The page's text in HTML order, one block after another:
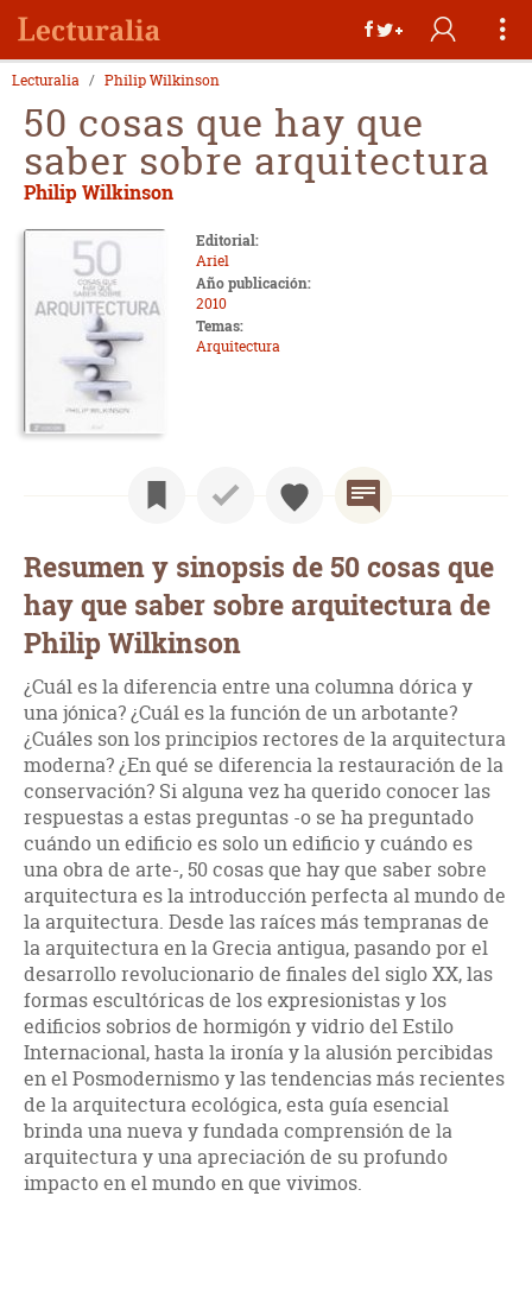
Lecturalia Philip Wilkinson
50 cosas que hay que
saber sobre arquitectura
Philip Wilkinson
Editorial:
Ariel
Año publicación:
2010
Temas:
Arquitectura
Resumen y sinopsis de 50 cosas que
hay que saber sobre arquitectura de
Philip Wilkinson
¿Cuál es la diferencia entre una columna dórica y
una jónica? ¿Cuál es la función de un arbotante?
¿Cuáles son los principios rectores de la arquitectura
moderna? ¿En qué se diferencia la restauración de la
conservación? Si alguna vez ha querido conocer las
respuestas a estas preguntas -o se ha preguntado
cuándo un edificio es solo un edificio y cuándo es
una obra de arte-, 50 cosas que hay que saber sobre
arquitectura es la introducción perfecta al mundo de
la arquitectura. Desde las raíces más tempranas de
la arquitectura en la Grecia antigua, pasando por el
desarrollo revolucionario de finales del siglo XX, las
formas escultóricas de los expresionistas y los
edificios sobrios de hormigón y vidrio del Estilo
Internacional, hasta la ironía y la alusión percibidas
en el Posmodernismo y las tendencias más recientes
de la arquitectura ecológica, esta guía esencial
brinda una nueva y fundada comprensión de la
arquitectura y una apreciación de su profundo
impacto en el mundo en que vivimos.